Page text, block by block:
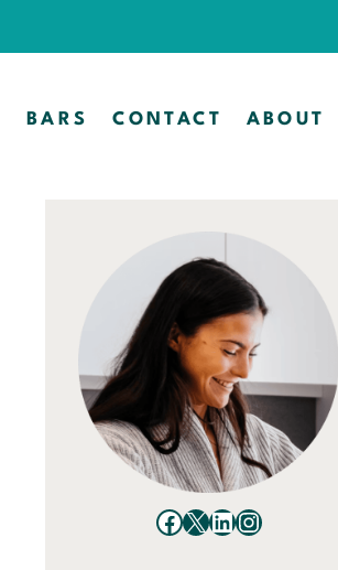
BARS CONTACT ABOUT
Facebook
X LinkedIn
Instagram